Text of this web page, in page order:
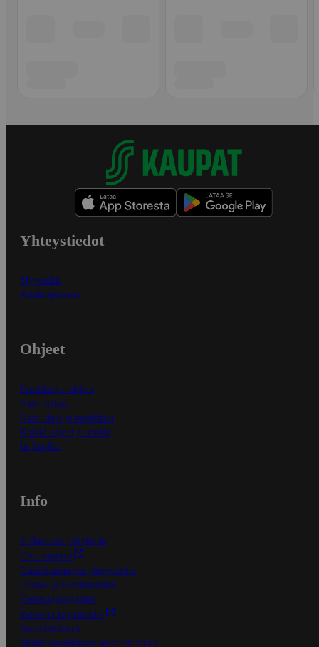
Yhteystiedot
Myymälät
Asiakaspalvelu
Ohjeet
Ensitilaajan ohjeet
Näin maksat
Näin tilaat ja muokkaat
Kaikki ohjeet ja vinkit
In English
Info
S-Business yrityksille
Oiva-raportit
Osuuskauppojen yhteystiedot
Tilaus- ja toimitusehdot
Tietosuojakäytäntö
Palvelun käyttöehdot
Saavutettavuus
Mobiilisovelluksen saavutettavuus